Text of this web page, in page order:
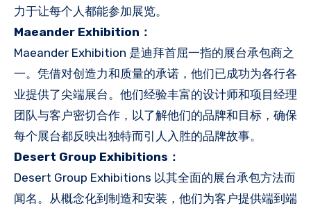
力于让每个人都能参加展览。
Maeander Exhibition：
Maeander Exhibition 是迪拜首屈一指的展台承包商之
一。凭借对创造力和质量的承诺，他们已成功为各行各
业提供了尖端展台。他们经验丰富的设计师和项目经理
团队与客户密切合作，以了解他们的品牌和目标，确保
每个展台都反映出独特而引人入胜的品牌故事。
Desert Group Exhibitions：
Desert Group Exhibitions 以其全面的展台承包方法而
闻名。从概念化到制造和安装，他们为客户提供端到端